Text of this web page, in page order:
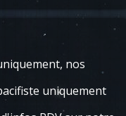
nos
uniquement